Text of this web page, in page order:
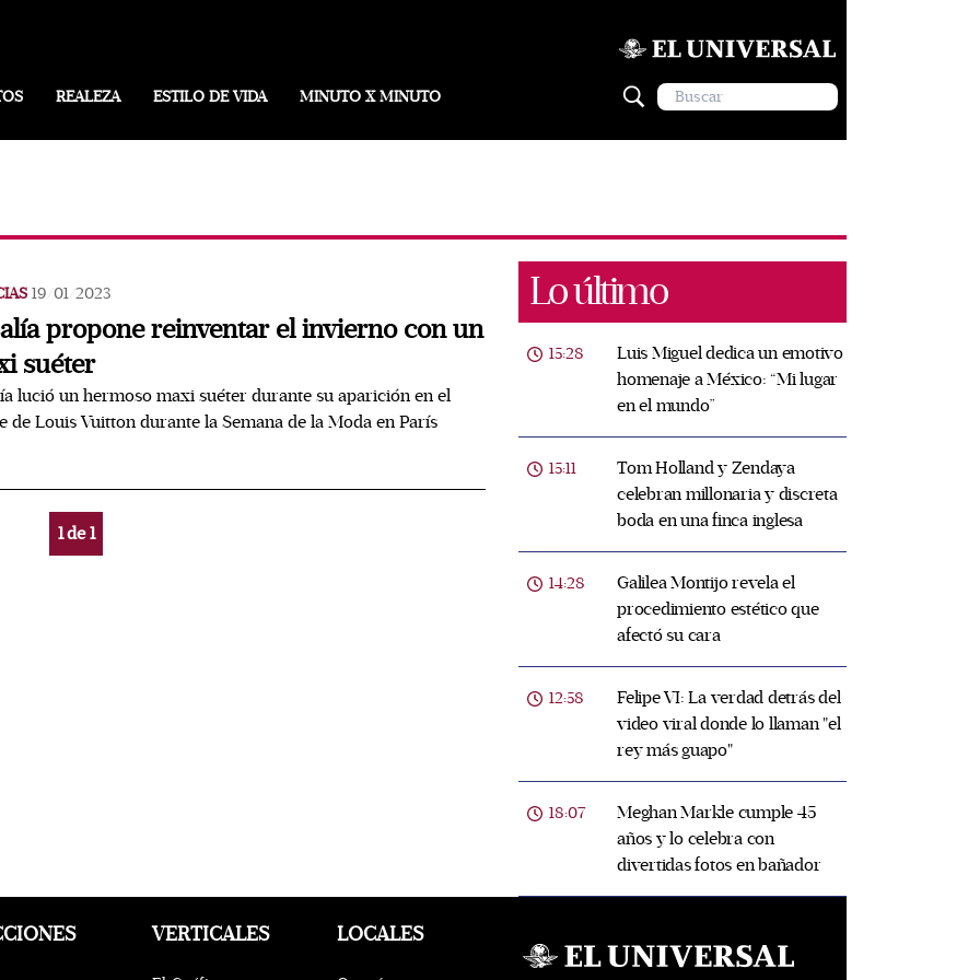
REALEZA ESTILO DE VIDA MINUTO X MINUTO
19/01/2023
propone reinventar el invierno con un
suéter
lució un hermoso maxi suéter durante su aparición en el
de Louis Vuitton durante la Semana de la Moda en París
1de1
Lo último
15:28
Luis Miguel dedica un emotivo
homenaje a México: “Mi lugar
en el mundo”
15:11
Tom Holland y Zendaya
celebran millonaria y discreta
boda en una finca inglesa
14:28
Galilea Montijo revela el
procedimiento estético que
afectó su cara
12:58
Felipe VI: La verdad detrás del
video viral donde lo llaman "el
rey más guapo"
18:07
Meghan Markle cumple 45
años y lo celebra con
divertidas fotos en bañador
VERTICALES LOCALES